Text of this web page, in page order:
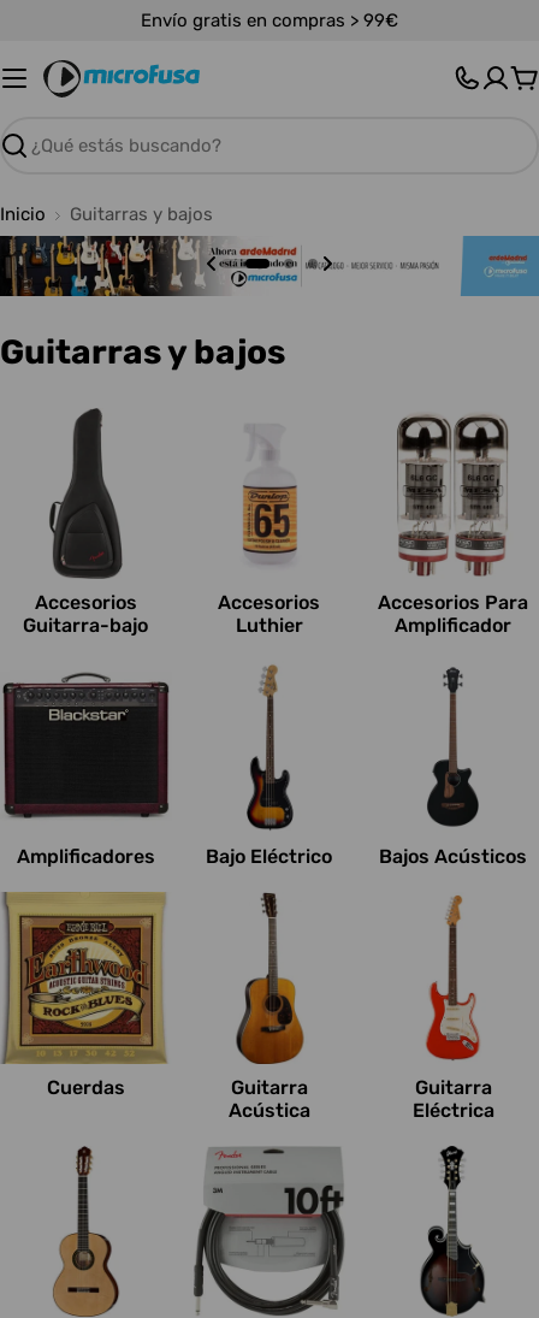
contenido
Envío gratis en compras > 99€
Buscar
Inicio Guitarras y bajos
C
e
s
:
Guitarras y bajos
Accesorios
Guitarra-bajo
Accesorios
Luthier
Accesorios Para
Amplificador
Amplificadores Bajo Eléctrico Bajos Acústicos
Cuerdas
Guitarra
Acústica
Guitarra
Eléctrica